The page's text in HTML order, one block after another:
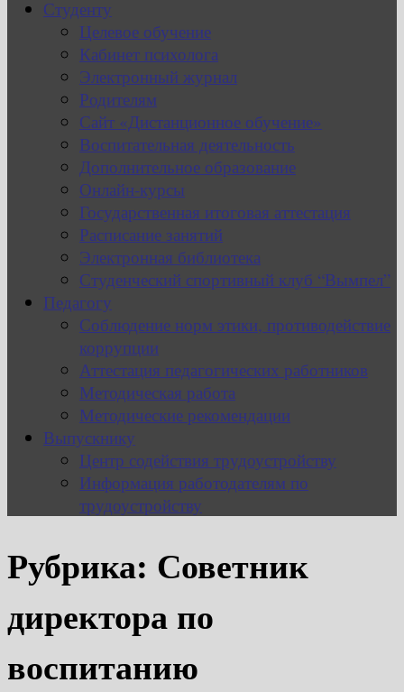
Студенту
Целевое обучение
Кабинет психолога
Электронный журнал
Родителям
Сайт «Дистанционное обучение»
Воспитательная деятельность
Дополнительное образование
Онлайн-курсы
Государственная итоговая аттестация
Расписание занятий
Электронная библиотека
Студенческий спортивный клуб “Вымпел”
Педагогу
Соблюдение норм этики, противодействие
коррупции
Аттестация педагогических работников
Методическая работа
Методические рекомендации
Выпускнику
Центр содействия трудоустройству
Информация работодателям по
трудоустройству
Рубрика: Советник
директора по
воспитанию